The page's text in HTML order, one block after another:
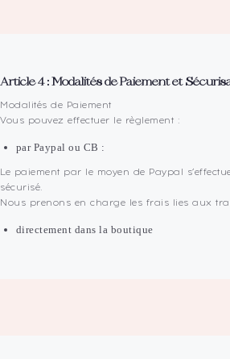
Article 4 : Modalités de Paiement et
Modalités de Paiement
Vous pouvez effectuer le règlement :
par Paypal ou CB :
Le paiement par le moyen de Paypal
sécurisé.
Nous prenons en charge les frais lies aux
directement dans la boutique